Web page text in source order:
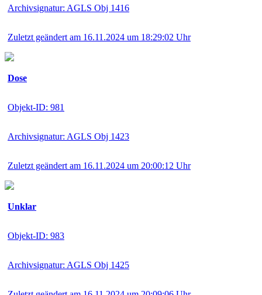
Archivsignatur: AGLS Obj 1416
Zuletzt geändert am 16.11.2024 um 18:29:02 Uhr
Dose
Objekt-ID: 981
Archivsignatur: AGLS Obj 1423
Zuletzt geändert am 16.11.2024 um 20:00:12 Uhr
Unklar
Objekt-ID: 983
Archivsignatur: AGLS Obj 1425